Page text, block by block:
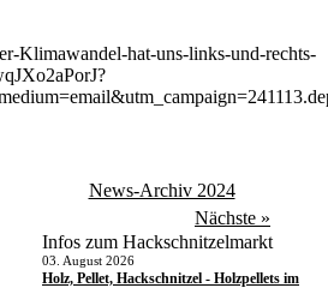
Klimawandel-hat-uns-links-und-rechts-
News-Archiv 2024
Nächste »
Infos zum Hackschnitzelmarkt
03. August 2026
Holz, Pellet, Hackschnitzel - Holzpellets im